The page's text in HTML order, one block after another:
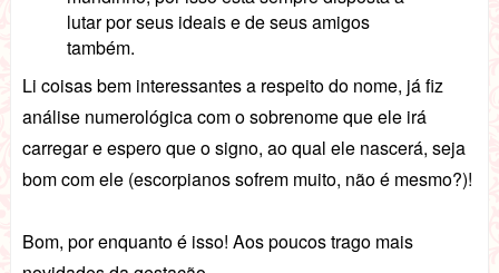
lutar por seus ideais e de seus amigos
também.
Li coisas bem interessantes a respeito do nome, já fiz
análise numerológica com o sobrenome que ele irá
carregar e espero que o signo, ao qual ele nascerá, seja
bom com ele (escorpianos sofrem muito, não é mesmo?)!
Bom, por enquanto é isso! Aos poucos trago mais